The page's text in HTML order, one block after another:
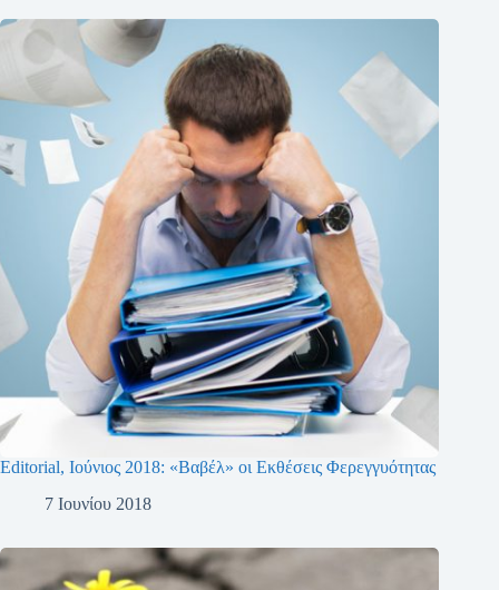
Editorial, Ιούνιος 2018: «Βαβέλ» οι Εκθέσεις Φερεγγυότητας
7 Ιουνίου 2018